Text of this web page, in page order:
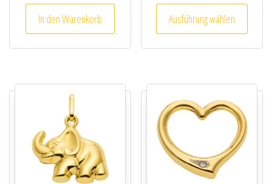
In den Warenkorb Ausführung wählen